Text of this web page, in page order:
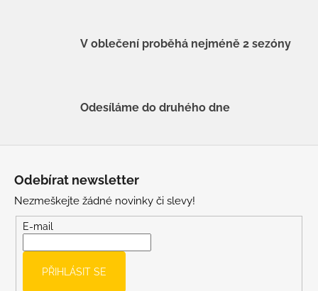
V oblečení proběhá nejméně 2 sezóny
Odesíláme do druhého dne
Odebírat newsletter
Nezmeškejte žádné novinky či slevy!
E-mail
PŘIHLÁSIT SE